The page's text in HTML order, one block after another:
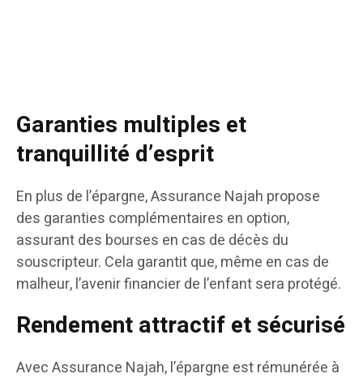
Garanties multiples et
tranquillité d’esprit
En plus de l’épargne, Assurance Najah propose
des garanties complémentaires en option,
assurant des bourses en cas de décès du
souscripteur. Cela garantit que, même en cas de
malheur, l’avenir financier de l’enfant sera protégé.
Rendement attractif et sécurisé
Avec Assurance Najah, l’épargne est rémunérée à